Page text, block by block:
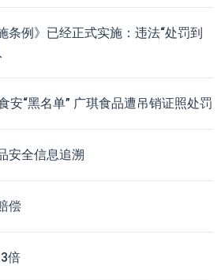
条例》已经正式实施：违法“处罚到
安“黑名单” 广琪食品遭吊销证照处罚
安全信息追溯
偿
倍